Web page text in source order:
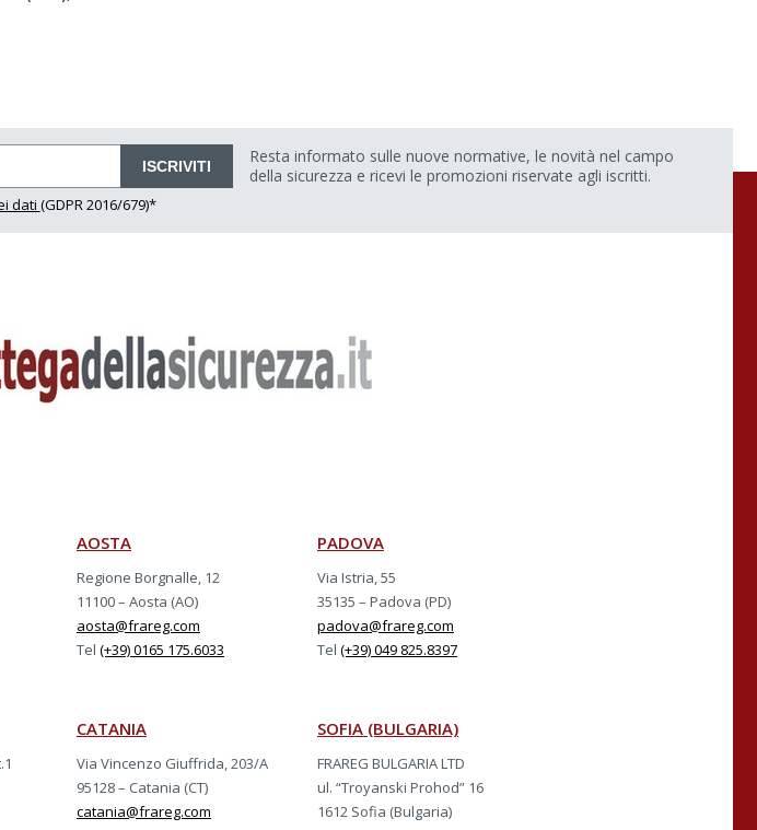
ISCRIVITI
dati (GDPR 2016/679)*
Resta informato sulle nuove normative, le novità nel campo
della sicurezza e ricevi le promozioni riservate agli iscritti.
AOSTA
Regione Borgnalle, 12
11100 – Aosta (AO)
aosta@frareg.com
Tel (+39) 0165 175.6033
PADOVA
Via Istria, 55
35135 – Padova (PD)
padova@frareg.com
Tel (+39) 049 825.8397
CATANIA
Via Vincenzo Giuffrida, 203/A
95128 – Catania (CT)
catania@frareg.com
SOFIA (BULGARIA)
FRAREG BULGARIA LTD
ul. “Troyanski Prohod” 16
1612 Sofia (Bulgaria)